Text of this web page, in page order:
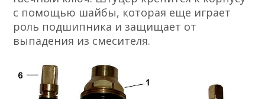
с помощью шайбы, которая еще играет
роль подшипника и защищает от
выпадения из смесителя.